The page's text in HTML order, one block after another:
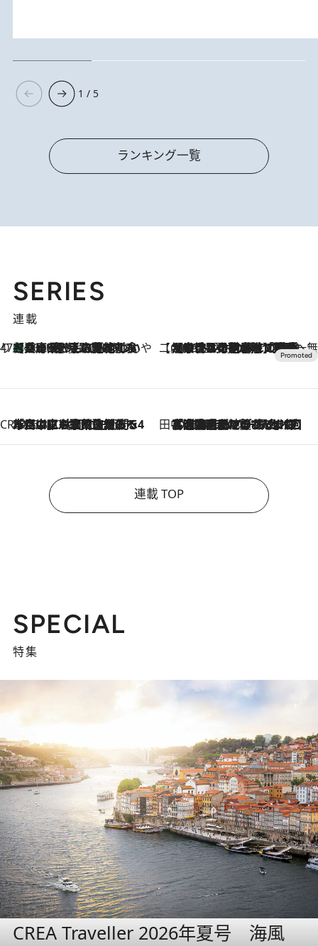
1 / 5
ランキング一覧
SERIES
連載
47都道府県の手みやげ ひんやりスイーツで夏を満喫
2026.8.8
【兵庫県】この夏絶対食べたい 冷やしておいしいおやつ3選 淡路島の恵みをジェラートに集約 【CREA×星野リゾート】唯一無二。癒しと発見が待つ場所へ
2026.8.7
【トンボの足水浴】ヒノキの香りに包まれて涼感マックス！約13℃の湧水かけ流しを避暑地「星野温泉 トンボの湯」で体験
CREA'S CHOICE
2026.8.7
「立川にも歌舞伎があるんだよ」 片岡仁左衛門・市川中車ら豪華座組みで4年目の立川立飛歌舞伎へ 田中稲の勝手に再ブーム
2026.8.7
「湘南乃風に憧れて」観客大盛上がりの“タオル回し”に、ラッパー顔負けの高速歌唱まで…さだまさし（74）のアグレッシブすぎる現在地
連載 TOP
SPECIAL
特集
CREA Traveller 2026年夏号 海風